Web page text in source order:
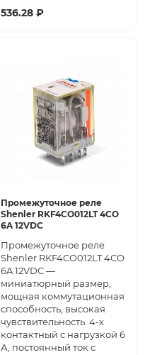
536.28 ₽
Промежуточное реле
Shenler RKF4CO012LT 4CO
6A 12VDC
Промежуточное реле
Shenler RKF4CO012LT 4CO
6A 12VDC —
миниатюрный размер,
мощная коммутационная
способность, высокая
чувствительность. 4-х
контактный с нагрузкой 6
А, постоянный ток с